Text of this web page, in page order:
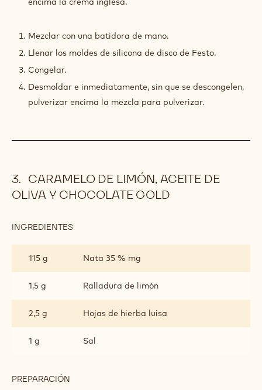
GOLD
Mezclar con una batidora de mano.
Llenar los moldes de silicona de disco de Festo.
Congelar.
Desmoldar e inmediatamente, sin que se descongelen,
pulverizar encima la mezcla para pulverizar.
CARAMELO DE LIMÓN, ACEITE DE
OLIVA Y CHOCOLATE GOLD
INGREDIENTES
LIMÓN,
ACEITE
DE
CHOCOLATE
GOLD
115 g Nata 35 % mg
1,5 g Ralladura de limón
2,5 g Hojas de hierba luisa
1 g Sal
PREPARACIÓN